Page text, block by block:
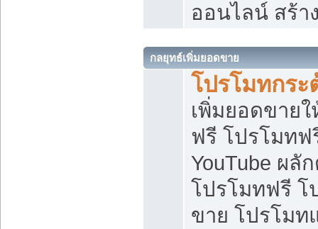
ออนไลน์ สร้า
กลยุทธ์เพิ่มยอดขาย
โปรโมทกร
เพิ่มยอดขายใ
ฟรี โปรโมทฟ
YouTube ผลั
โปรโมทฟรี โ
ขาย โปรโมท